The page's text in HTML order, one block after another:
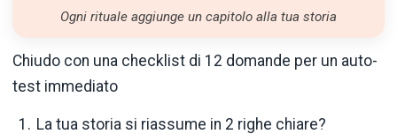
Ogni rituale aggiunge un capitolo alla tua storia
Chiudo con una checklist di 12 domande per un auto-
test immediato
La tua storia si riassume in 2 righe chiare?